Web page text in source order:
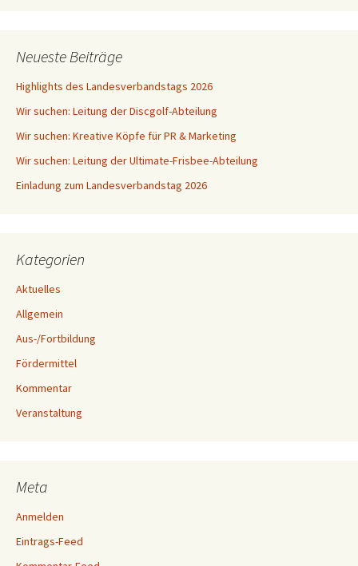
Neueste Beiträge
Highlights des Landesverbandstags 2026
Wir suchen: Leitung der Discgolf-Abteilung
Wir suchen: Kreative Köpfe für PR & Marketing
Wir suchen: Leitung der Ultimate-Frisbee-Abteilung
Einladung zum Landesverbandstag 2026
Kategorien
Aktuelles
Allgemein
Aus-/Fortbildung
Fördermittel
Kommentar
Veranstaltung
Meta
Anmelden
Eintrags-Feed